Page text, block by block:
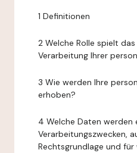
1 Definitionen
2 Welche Rolle spielt
Verarbeitung Ihrer
3 Wie werden Ihre
erhoben?
4 Welche Daten werden
Verarbeitungszwecken,
Rechtsgrundlage und für